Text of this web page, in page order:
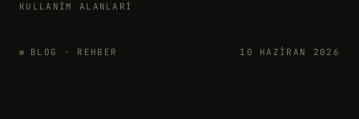
KULLANIM ALANLARI
BLOG · REHBER 10 HAZIRAN 2026